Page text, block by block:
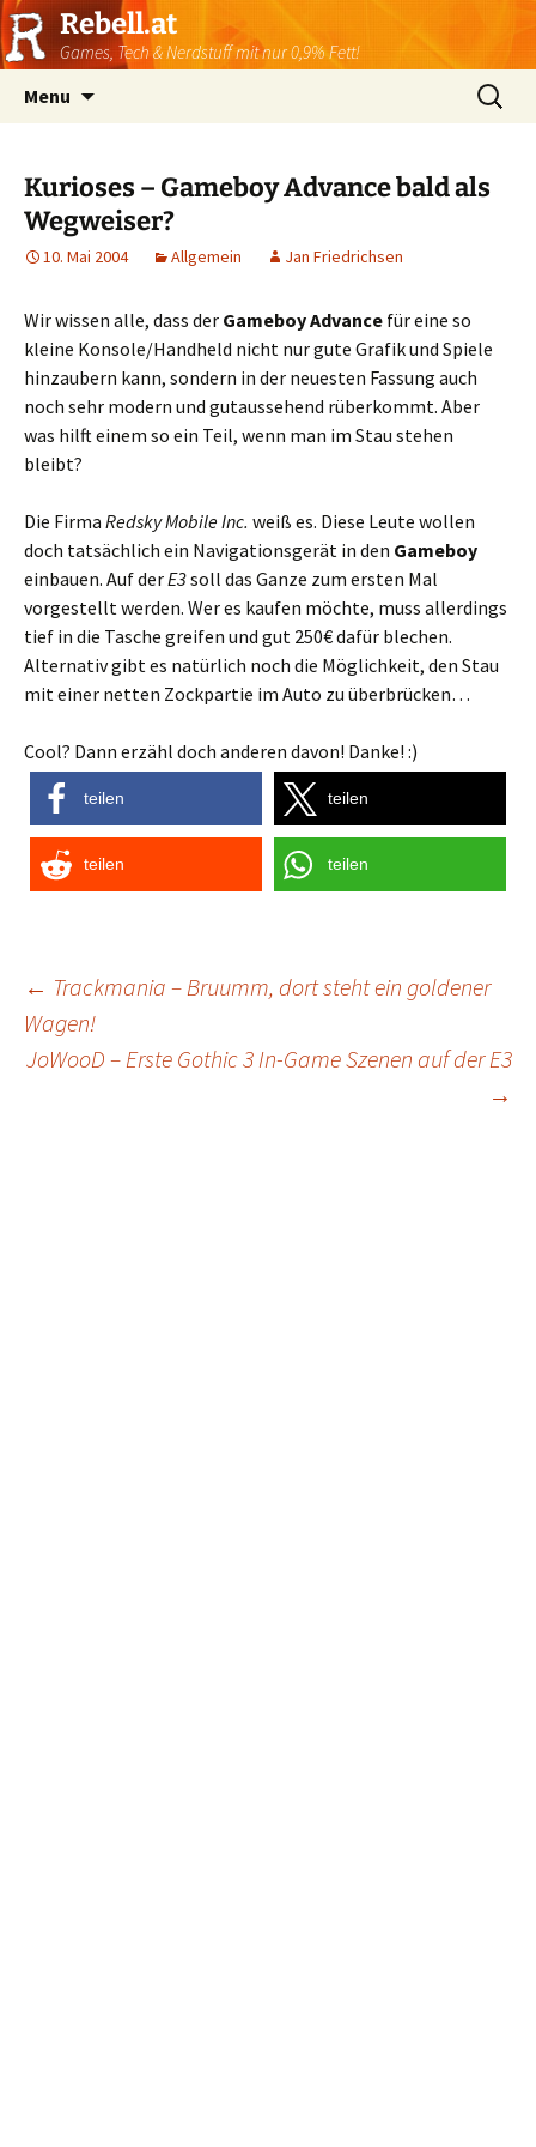
Rebell.at
Games, Tech & Nerdstuff mit nur 0,9% Fett!
Menu
Suchen
nach:
Kurioses – Gameboy Advance bald als
Wegweiser?
10. Mai 2004 Allgemein Jan Friedrichsen
Wir wissen alle, dass der Gameboy Advance für eine so
kleine Konsole/Handheld nicht nur gute Grafik und Spiele
hinzaubern kann, sondern in der neuesten Fassung auch
noch sehr modern und gutaussehend rüberkommt. Aber
was hilft einem so ein Teil, wenn man im Stau stehen
bleibt?
Die Firma Redsky Mobile Inc. weiß es. Diese Leute wollen
doch tatsächlich ein Navigationsgerät in den Gameboy
einbauen. Auf derE3soll das Ganze zum ersten Mal
vorgestellt werden. Wer es kaufen möchte, muss allerdings
tief in die Tasche greifen und gut 250€ dafür blechen.
Alternativ gibt es natürlich noch die Möglichkeit, den Stau
mit einer netten Zockpartie im Auto zu überbrücken…
Cool? Dann erzähl doch anderen davon! Danke! :)
teilen teilen
teilen teilen
Post
navigation
← Trackmania – Bruumm, dort steht ein goldener
Wagen!
JoWooD – Erste Gothic 3 In-Game Szenen auf der E3
→